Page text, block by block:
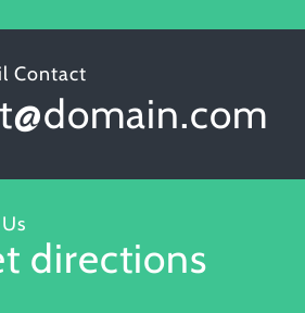
Contact
directions